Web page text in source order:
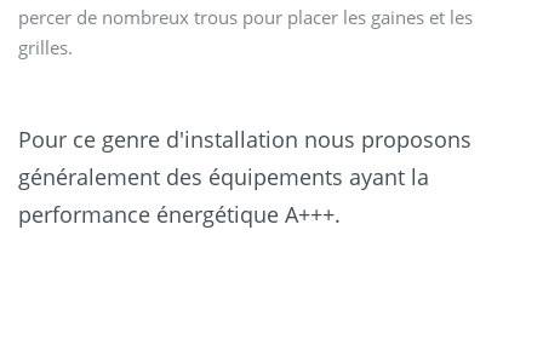
percer de nombreux trous pour placer les gaines et les
grilles.
Pour ce genre d'installation nous proposons
généralement des équipements ayant la
performance énergétique A+++.